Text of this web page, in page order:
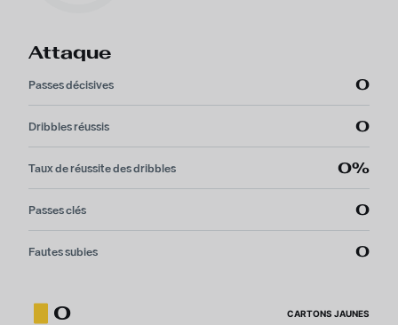
Attaque
Passes décisives 0
Dribbles réussis 0
Taux de réussite des dribbles 0%
Passes clés 0
Fautes subies 0
0 CARTONS JAUNES